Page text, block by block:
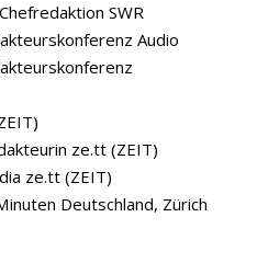
SWR
Audio
ze.tt (ZEIT)
ze.tt (ZEIT)
Deutschland, Zürich